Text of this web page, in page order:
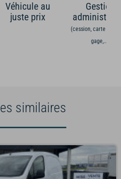
Véhicule au
juste prix
Gestion
(cession, carte grise,
gage,...)
similaires